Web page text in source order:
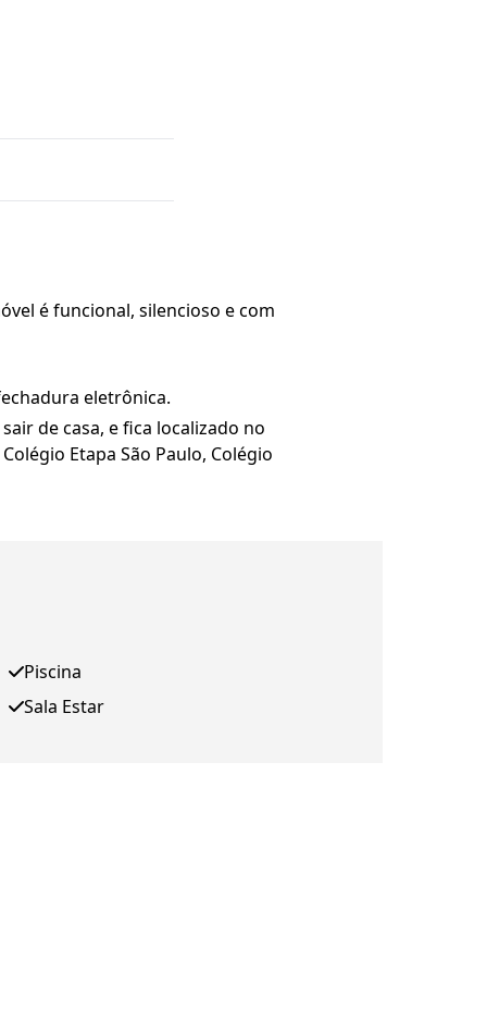
é funcional, silencioso e com
eletrônica.
de casa, e fica localizado no
Etapa São Paulo, Colégio
Piscina
Sala Estar